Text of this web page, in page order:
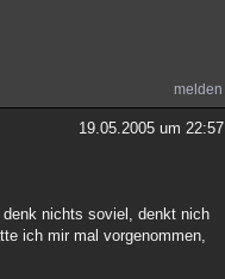
melden
19.05.2005 um 22:57
nichts soviel, denkt nich
ich mir mal vorgenommen,